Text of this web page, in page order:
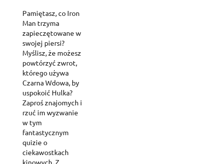
Pamiętasz, co Iron
Man trzyma
zapieczętowane w
swojej piersi?
Myślisz, że możesz
powtórzyć zwrot,
którego używa
Czarna Wdowa, by
uspokoić Hulka?
Zaproś znajomych i
rzuć im wyzwanie
w tym
fantastycznym
quizie o
ciekawostkach
kinowych. Z